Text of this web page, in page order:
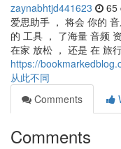
zaynabhtjd441623 65
爱思助手 ， 将会 你的
的 工具 ， 了海量 音频
在家 放松 ， 还是 在 旅
https://
从此不同
Comments
Comments